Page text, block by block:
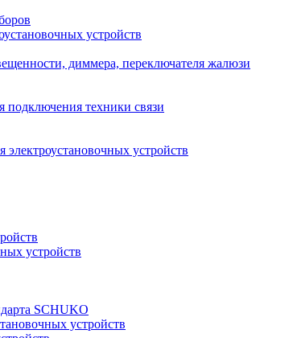
устройств
диммера, переключателя жалюзи
подключения техники связи
устройств
устройств
SCHUKO
устройств